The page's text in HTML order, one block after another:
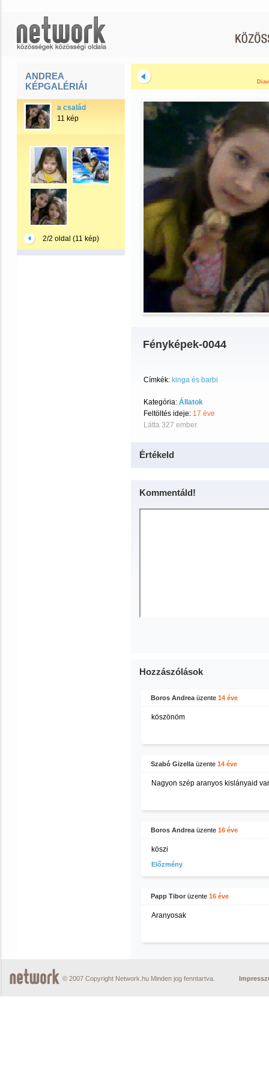
ANDREA
KÉPGALÉRIÁI
a család
11 kép
2/2 oldal (11 kép)
Fényképek-0044
Címkék: kinga és barbi
Kategória: Állatok
Feltöltés ideje: 17 éve
Látta 327 ember.
Értékeld
Kommentáld!
Hozzászólások
Boros Andrea üzente 14 éve
köszönöm
Szabó Gizella üzente 14 éve
Nagyon szép aranyos kislányaid
Boros Andrea üzente 16 éve
köszi
Előzmény
Papp Tibor üzente 16 éve
Aranyosak
© 2007 Copyright Network.hu Minden jog fenntartva.